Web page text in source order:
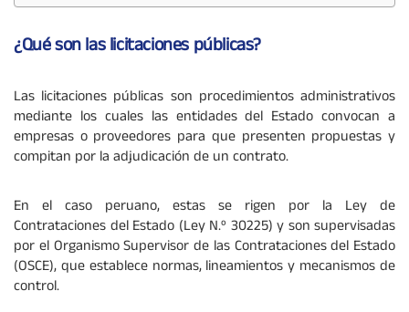
¿Qué son las licitaciones públicas?
Las licitaciones públicas son procedimientos administrativos
mediante los cuales las entidades del Estado convocan a
empresas o proveedores para que presenten propuestas y
compitan por la adjudicación de un contrato.
En el caso peruano, estas se rigen por la Ley de
Contrataciones del Estado (Ley N.º 30225) y son supervisadas
por el Organismo Supervisor de las Contrataciones del Estado
(OSCE), que establece normas, lineamientos y mecanismos de
control.